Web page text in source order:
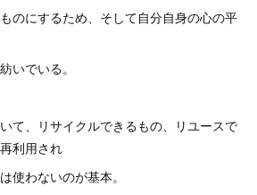
のにするため、そして自分自身の心の平
いでいる。
て、リサイクルできるもの、リユースで
利用され
使わないのが基本。